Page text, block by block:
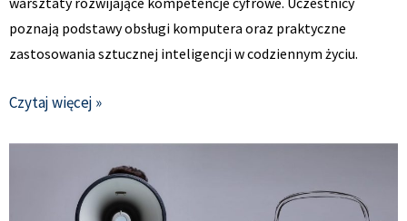
poznają podstawy obsługi komputera oraz praktyczne
zastosowania sztucznej inteligencji w codziennym życiu.
Czytaj więcej »